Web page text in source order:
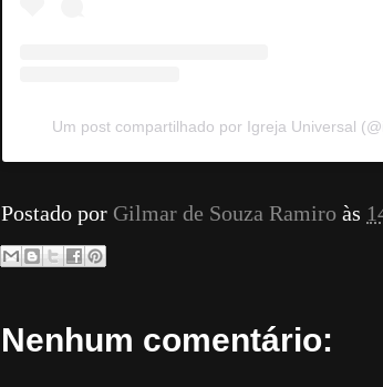
Um post compartilhado por Igreja Universal
Postado por Gilmar de Souza Ramiro às
Nenhum comentário: